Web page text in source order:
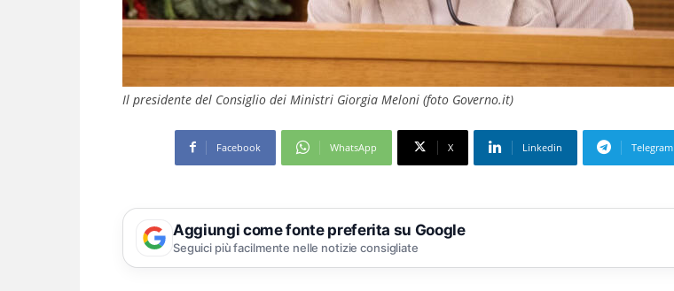
Il presidente del Consiglio dei Ministri Giorgia Meloni (foto Governo.it)
Facebook WhatsApp X Linkedin Telegram
Aggiungi come fonte preferita su Google
Seguici più facilmente nelle notizie consigliate